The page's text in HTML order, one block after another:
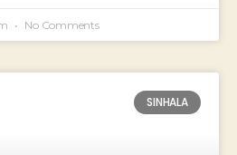
No Comments
SINHALA